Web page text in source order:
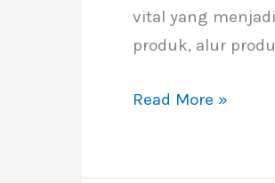
vital yang
produk, alur
Read More »